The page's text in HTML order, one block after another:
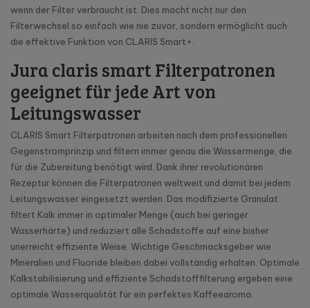
wenn der Filter verbraucht ist. Dies macht nicht nur den
Filterwechsel so einfach wie nie zuvor, sondern ermöglicht auch
die effektive Funktion von CLARIS Smart+.
Jura claris smart Filterpatronen
geeignet für jede Art von
Leitungswasser
CLARIS Smart Filterpatronen arbeiten nach dem professionellen
Gegenstromprinzip und filtern immer genau die Wassermenge, die
für die Zubereitung benötigt wird. Dank ihrer revolutionären
Rezeptur können die Filterpatronen weltweit und damit bei jedem
Leitungswasser eingesetzt werden. Das modifizierte Granulat
filtert Kalk immer in optimaler Menge (auch bei geringer
Wasserhärte) und reduziert alle Schadstoffe auf eine bisher
unerreicht effiziente Weise. Wichtige Geschmacksgeber wie
Mineralien und Fluoride bleiben dabei vollständig erhalten. Optimale
Kalkstabilisierung und effiziente Schadstofffilterung ergeben eine
optimale Wasserqualität für ein perfektes Kaffeearoma.